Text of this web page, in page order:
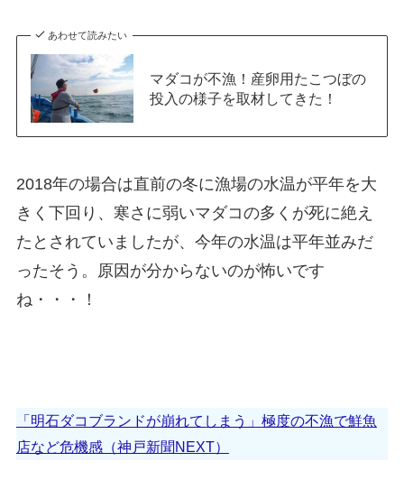
あわせて読みたい
マダコが不漁！産卵用たこつぼの
投入の様子を取材してきた！
2018年の場合は直前の冬に漁場の水温が平年を大
きく下回り、寒さに弱いマダコの多くが死に絶え
たとされていましたが、今年の水温は平年並みだ
ったそう。原因が分からないのが怖いです
ね・・・！
「明石ダコブランドが崩れてしまう」極度の不漁で鮮魚
店など危機感（神戸新聞NEXT）